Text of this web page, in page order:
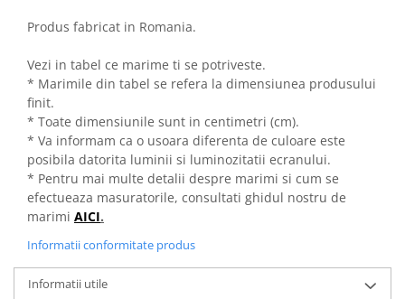
Produs fabricat in Romania.
Vezi in tabel ce marime ti se potriveste.
* Marimile din tabel se refera la dimensiunea produsului
finit.
* Toate dimensiunile sunt in centimetri (cm).
* Va informam ca o usoara diferenta de culoare este
posibila datorita luminii si luminozitatii ecranului.
* Pentru mai multe detalii despre marimi si cum se
efectueaza masuratorile, consultati ghidul nostru de
marimi AICI.
Informatii conformitate produs
Informatii utile